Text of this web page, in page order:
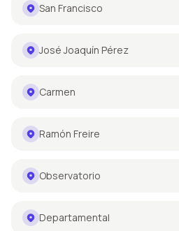
San Francisco
José Joaquín Pérez
Carmen
Ramón Freire
Observatorio
Departamental